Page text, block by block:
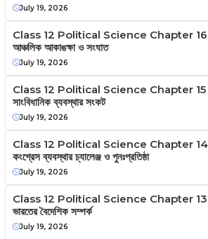
July 19, 2026
Class 12 Political Science Chapter 16
আঞ্চলিক আকাঙক্ষা ও সংঘাত
July 19, 2026
Class 12 Political Science Chapter 15
সাংবিধানিক ব্যবস্থার সংকট
July 19, 2026
Class 12 Political Science Chapter 14
কংগ্রেস ব্যবস্থার চ্যালেঞ্জ ও পুনঃপ্রতিষ্ঠা
July 19, 2026
Class 12 Political Science Chapter 13
ভারতের বৈদেশিক সম্পর্ক
July 19, 2026